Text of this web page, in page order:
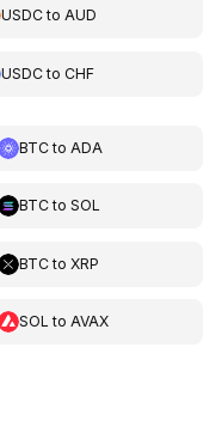
USDCtoAUD
USDCtoCHF
BTCto ADA
BTCto SOL
BTCto XRP
SOL to AVAX